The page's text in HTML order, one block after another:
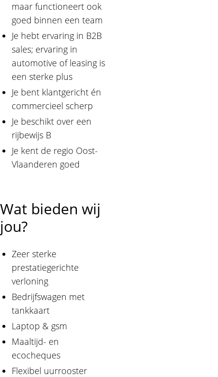
maar functioneert ook
goed binnen een team
Je hebt ervaring in B2B
sales; ervaring in
automotive of leasing is
een sterke plus
Je bent klantgericht én
commercieel scherp
Je beschikt over een
rijbewijs B
Je kent de regio Oost-
Vlaanderen goed
Wat bieden wij
jou?
Zeer sterke
prestatiegerichte
verloning
Bedrijfswagen met
tankkaart
Laptop & gsm
Maaltijd- en
ecocheques
Flexibel uurrooster